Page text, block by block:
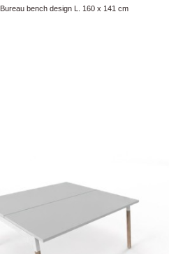
Bureau bench design L. 160 x 141 cm